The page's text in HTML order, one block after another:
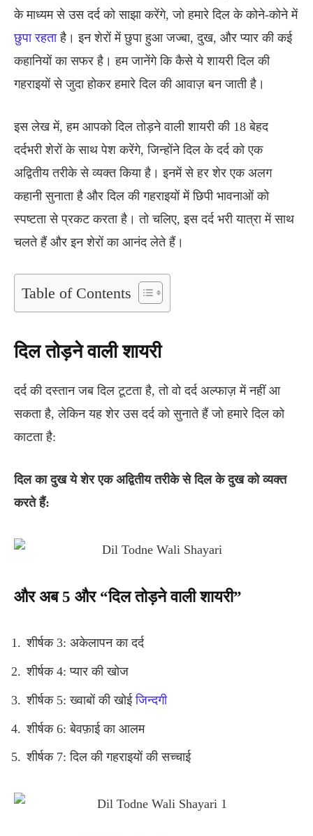
के माध्यम से उस दर्द को साझा करेंगे, जो हमारे दिल के कोने-कोने में
छुपा रहताहै। इन शेरों में छुपा हुआ जज्बा, दुख, और प्यार की कई
कहानियों का सफर है। हम जानेंगे कि कैसे ये शायरी दिल की
गहराइयों से जुदा होकर हमारे दिल की आवाज़ बन जाती है।
इस लेख में, हम आपको दिल तोड़ने वाली शायरी की 18 बेहद
दर्दभरी शेरों के साथ पेश करेंगे, जिन्होंने दिल के दर्द को एक
अद्वितीय तरीके से व्यक्त किया है। इनमें से हर शेर एक अलग
कहानी सुनाता है और दिल की गहराइयों में छिपी भावनाओं को
स्पष्टता से प्रकट करता है। तो चलिए, इस दर्द भरी यात्रा में साथ
चलते हैं और इन शेरों का आनंद लेते हैं।
Table of Contents
दिलतोड़नेवालीशायरी
दर्द की दस्तान जब दिल टूटता है, तो वो दर्द अल्फाज़ में नहीं आ
सकता है, लेकिन यह शेर उस दर्द को सुनाते हैं जो हमारे दिल को
काटता है:
दिल का दुख ये शेर एक अद्वितीय तरीके से दिल के दुख को व्यक्त
करते हैं:
औरअब 5 और “दिलतोड़नेवालीशायरी”
शीर्षक 3: अकेलापन का दर्द
शीर्षक 4: प्यार की खोज
शीर्षक 5: ख्वाबों की खोईजिन्दगी
शीर्षक 6: बेवफ़ाई का आलम
शीर्षक 7: दिल की गहराइयों की सच्चाई